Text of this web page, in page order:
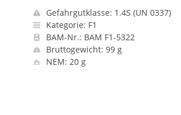
Gefahrgutklasse: 1.4S (UN 0337)
Kategorie: F1
BAM-Nr.: BAM F1-5322
Bruttogewicht: 99 g
NEM: 20 g